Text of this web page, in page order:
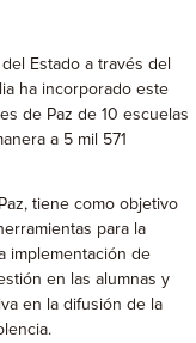
Estado a través del
ha incorporado este
de Paz de 10 escuelas
a 5 mil 571
tiene como objetivo
para la
implementación de
en las alumnas y
en la difusión de la